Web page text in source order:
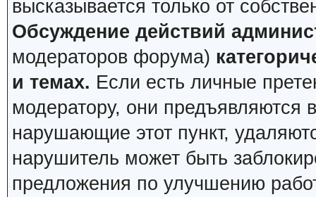
высказывается только от
Обсуждение действий
модераторов форума)
и темах. Если есть личные
модератору, они
нарушающие этот пункт,
нарушитель может быть
предложения по улучшению